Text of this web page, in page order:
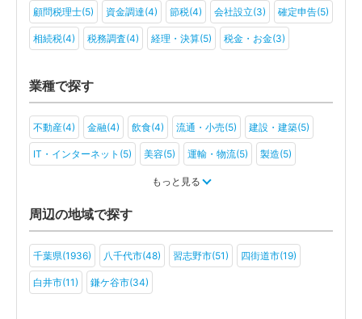
顧問税理士(5) 資金調達(4) 節税(4) 会社設立(3) 確定申告(5)
相続税(4) 税務調査(4) 経理・決算(5) 税金・お金(3)
業種で探す
不動産(4) 金融(4) 飲食(4) 流通・小売(5) 建設・建築(5)
IT・インターネット(5) 美容(5) 運輸・物流(5) 製造(5)
旅行・ホテル(3)
アミューズメント・レジャー(4)
学校法人(3) 一般社団法人(2) その他(2)
もっと見る
周辺の地域で探す
千葉県(1936) 八千代市(48) 習志野市(51) 四街道市(19)
白井市(11) 鎌ケ谷市(34)